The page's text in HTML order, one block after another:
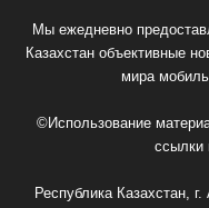
Мы ежедневно
Казахстан объективные
мира
©Использование
ссылки
Республика Казахстан,